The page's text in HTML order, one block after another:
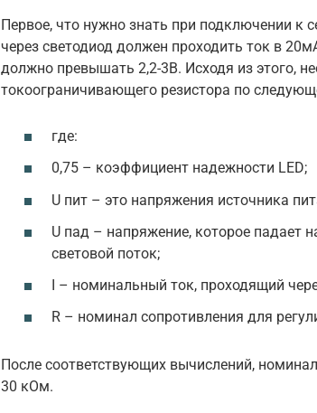
Первое, что нужно знать при подключении к
через светодиод должен проходить ток в
должно превышать 2,2-3В. Исходя из этого,
токоограничивающего резистора по
где:
0,75 – коэффициент надежности LED;
U пит – это напряжения источника
U пад – напряжение, которое падает
световой поток;
I – номинальный ток, проходящий
R – номинал сопротивления для
После соответствующих вычислений,
30 кОм.